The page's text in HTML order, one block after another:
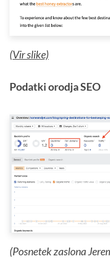
(Vir slike)
Podatki orodja SEO
(Posnetek zaslona